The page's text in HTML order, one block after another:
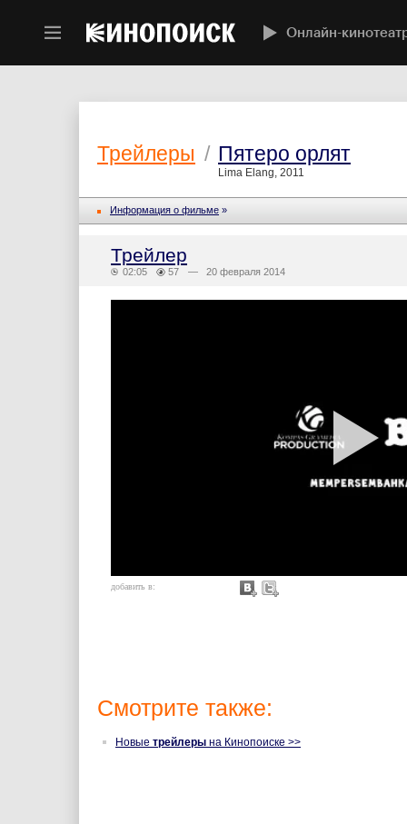
Онлайн-
Трейлеры / Пятеро орлят
Lima Elang, 2011
Информация о фильме »
Трейлер
02:05 57 — 20 февраля 2014
добавить в:
Смотрите также:
Новые трейлеры на Кинопоиске >>